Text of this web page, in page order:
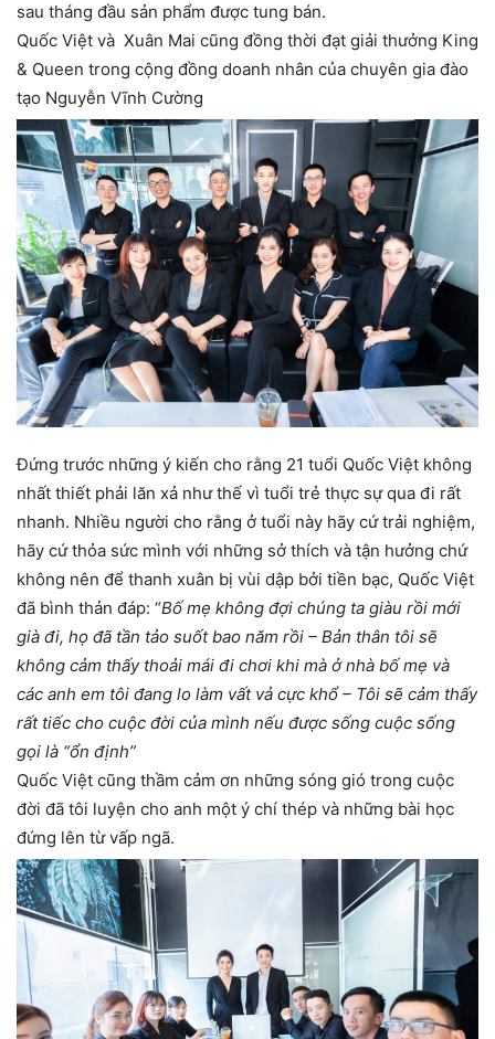
sau tháng đầu sản phẩm được tung bán.
Quốc Việt và Xuân Mai cũng đồng thời đạt giải thưởng King
& Queen trong cộng đồng doanh nhân của chuyên gia đào
tạo Nguyễn Vĩnh Cường
Đứng trước những ý kiến cho rằng 21 tuổi Quốc Việt không
nhất thiết phải lăn xả như thế vì tuổi trẻ thực sự qua đi rất
nhanh. Nhiều người cho rằng ở tuổi này hãy cứ trải nghiệm,
hãy cứ thỏa sức mình với những sở thích và tận hưởng chứ
không nên để thanh xuân bị vùi dập bởi tiền bạc, Quốc Việt
đã bình thản đáp: “Bố mẹ không đợi chúng ta giàu rồi mới
già đi, họ đã tần tảo suốt bao năm rồi – Bản thân tôi sẽ
không cảm thấy thoải mái đi chơi khi mà ở nhà bố mẹ và
các anh em tôi đang lo làm vất vả cực khổ – Tôi sẽ cảm thấy
rất tiếc cho cuộc đời của mình nếu được sống cuộc sống
gọi là “ổn định”
Quốc Việt cũng thầm cảm ơn những sóng gió trong cuộc
đời đã tôi luyện cho anh một ý chí thép và những bài học
đứng lên từ vấp ngã.